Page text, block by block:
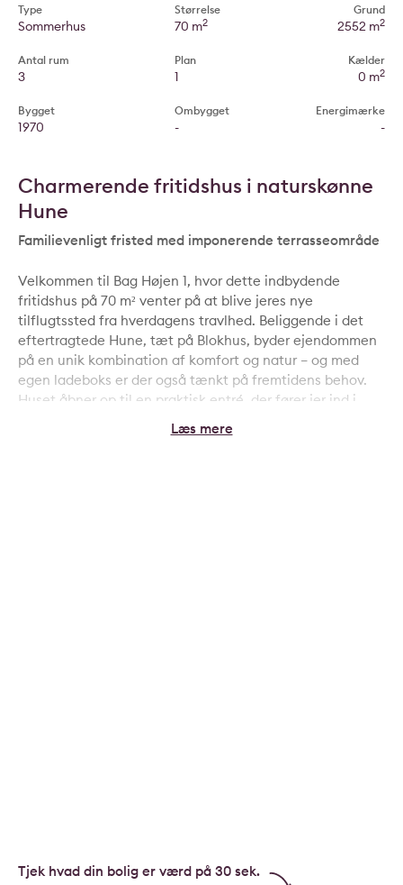
Type
Sommerhus
Antal rum
3
Bygget
1970
Størrelse
70 m2
Plan
1
Ombygget
-
Grund
2552 m2
Kælder
0 m2
Energimærke
-
Charmerende fritidshus i naturskønne
Hune
Familievenligt fristed med imponerende terrasseområde
Velkommen til Bag Højen 1, hvor dette indbydende
fritidshus på 70 m² venter på at blive jeres nye
tilflugtssted fra hverdagens travlhed. Beliggende i det
eftertragtede Hune, tæt på Blokhus, byder ejendommen
på en unik kombination af komfort og natur – og med
egen ladeboks er der også tænkt på fremtidens behov.
Huset åbner op til en praktisk entré, der fører jer ind i
hjertet af hjemmet. Her finder I et hyggeligt køkken, der
sammen med det rummelige badeværelse og
chancen for at skabe jeres eget lille paradis i Hune - et
Tjek hvad din bolig er værd på 30 sek.